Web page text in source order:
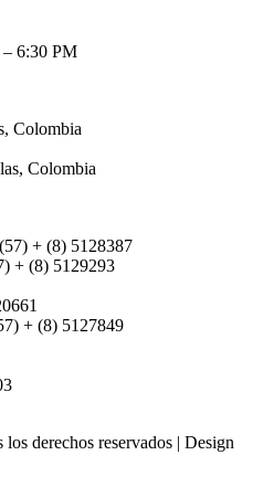
6:30 PM
Colombia
Colombia
+ (8) 5128387
+ (8) 5129293
+ (8) 5127849
derechos reservados | Design